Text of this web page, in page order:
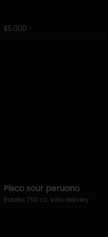
$5.000
Pisco sour peruano
Botella 750 cc, solo delivery